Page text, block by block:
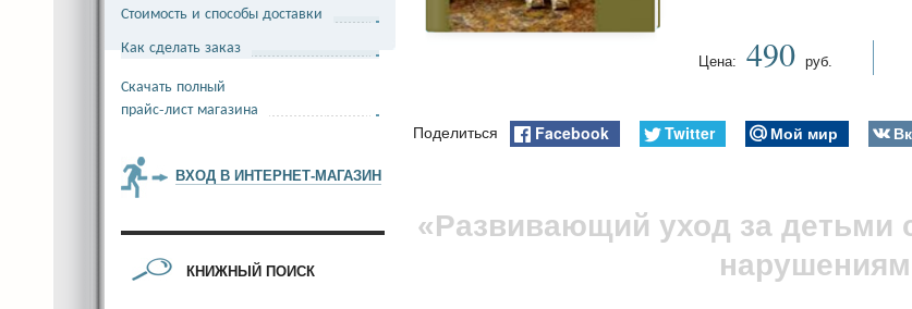
Цена: 490 руб.
Поделиться Facebook Twitter Мой мир
«Развивающий уход за
Стоимость и способы доставки
Как сделать заказ
Скачать полный
прайс-лист магазина
ВХОД В ИНТЕРНЕТ-МАГАЗИН
КНИЖНЫЙ ПОИСК